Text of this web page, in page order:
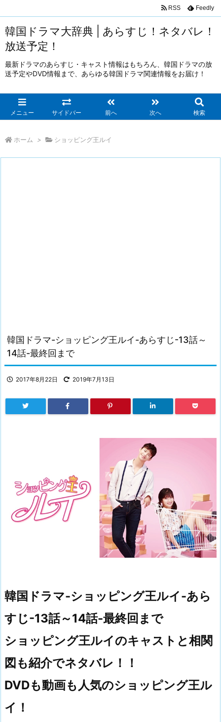
韓国ドラマ大辞典 | あらすじ！ネタバレ！
放送予定！
最新ドラマのあらすじ・キャスト情報はもちろん、韓国ドラマの放
送予定やDVD情報まで、あらゆる韓国ドラマ関連情報をお届け！
メニュー サイドバー 前へ 次へ 検索
RSS Feedly
ホーム > ショッピング王ルイ
韓国ドラマ-ショッピング王ルイ-あらすじ-13話～
14話-最終回まで
2017年8月22日 2019年7月13日
韓国ドラマ-ショッピング王ルイ-あら
すじ-13話～14話-最終回まで
ショッピング王ルイのキャストと相関
図も紹介でネタバレ！！
DVDも動画も人気のショッピング王ル
イ！